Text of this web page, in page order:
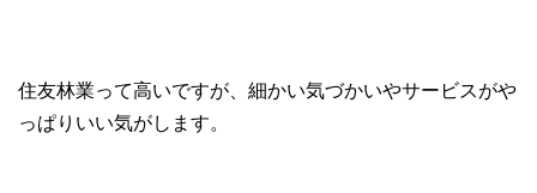
住友林業って高いですが、細かい気づかいやサービスがや
っぱりいい気がします。